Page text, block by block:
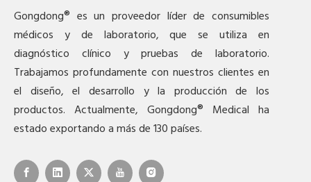
Gongdong® es un proveedor líder de consumibles
médicos y de laboratorio, que se utiliza en
diagnóstico clínico y pruebas de laboratorio.
Trabajamos profundamente con nuestros clientes en
el diseño, el desarrollo y la producción de los
productos. Actualmente, Gongdong® Medical ha
estado exportando a más de 130 países.